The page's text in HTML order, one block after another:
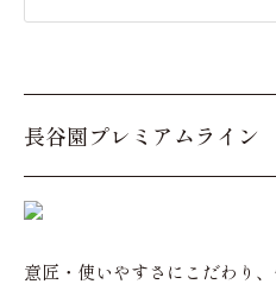
長谷園プレミアムライン
意匠・使いやすさにこだわり